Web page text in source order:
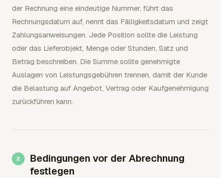
der Rechnung eine eindeutige Nummer, führt das
Rechnungsdatum auf, nennt das Fälligkeitsdatum und zeigt
Zahlungsanweisungen. Jede Position sollte die Leistung
oder das Lieferobjekt, Menge oder Stunden, Satz und
Betrag beschreiben. Die Summe sollte genehmigte
Auslagen von Leistungsgebühren trennen, damit der Kunde
die Belastung auf Angebot, Vertrag oder Kaufgenehmigung
zurückführen kann.
Bedingungen vor der Abrechnung
festlegen